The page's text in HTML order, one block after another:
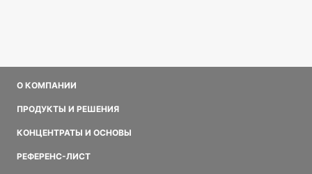
О КОМПАНИИ
ПРОДУКТЫ И РЕШЕНИЯ
КОНЦЕНТРАТЫ И ОСНОВЫ
РЕФЕРЕНС-ЛИСТ